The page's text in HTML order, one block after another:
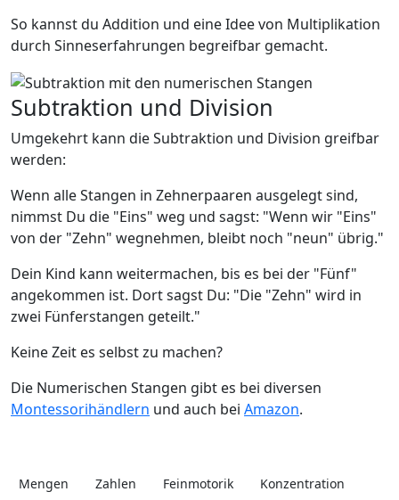
So kannst du Addition und eine Idee von Multiplikation
durch Sinneserfahrungen begreifbar gemacht.
Subtraktion und Division
Umgekehrt kann die Subtraktion und Division greifbar
werden:
Wenn alle Stangen in Zehnerpaaren ausgelegt sind,
nimmst Du die "Eins" weg und sagst: "Wenn wir "Eins"
von der "Zehn" wegnehmen, bleibt noch "neun" übrig."
Dein Kind kann weitermachen, bis es bei der "Fünf"
angekommen ist. Dort sagst Du: "Die "Zehn" wird in
zwei Fünferstangen geteilt."
Keine Zeit es selbst zu machen?
Die Numerischen Stangen gibt es bei diversen
Montessorihändlern und auch bei Amazon.
Mengen Zahlen Feinmotorik
Konzentration